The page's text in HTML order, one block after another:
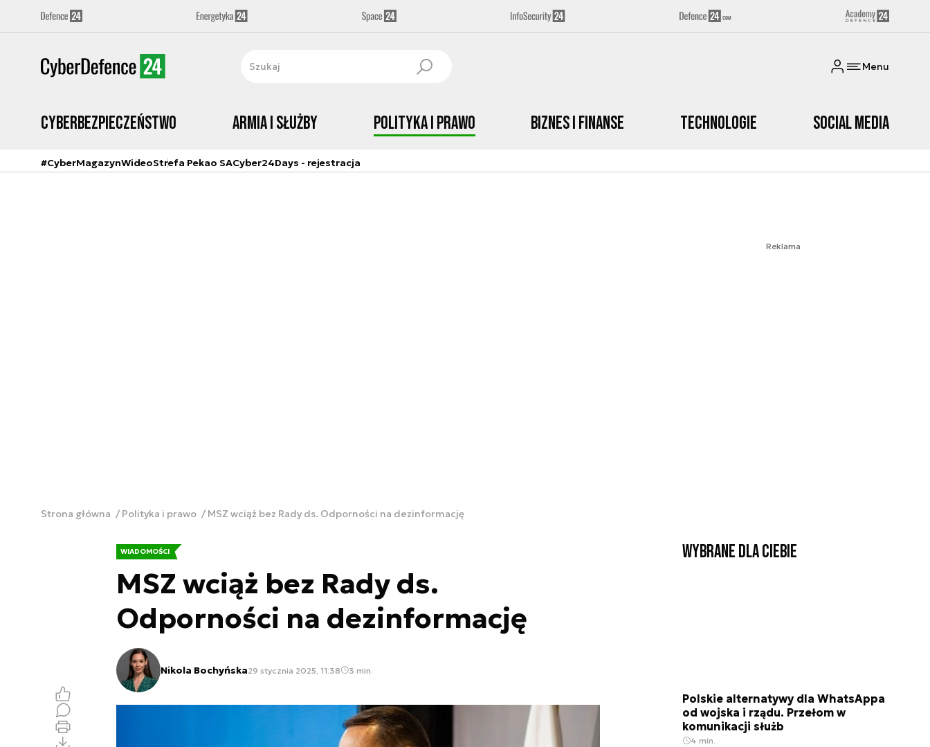
Menu
Cyberbezpieczeństwo Armia i Służby Polityka i prawo Biznes i Finanse Technologie Social media
#CyberMagazynWideoStrefa Pekao SACyber24Days - rejestracja
Reklama
Strona główna Polityka i prawo MSZ wciąż bez Rady ds. Odporności na dezinformację
WIADOMOŚCI
MSZ wciąż bez Rady ds.
Odporności na dezinformację
Nikola Bochyńska29 stycznia 2025, 11:38 3 min.
Wybrane dla Ciebie
Polskie alternatywy dla WhatsAppa
od wojska i rządu. Przełom w
komunikacji służb
4 min.